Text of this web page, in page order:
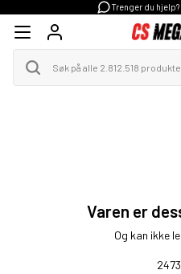
Trenger du
Varen er
Og kan ikke